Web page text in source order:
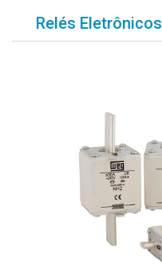
Relés Eletrônicos